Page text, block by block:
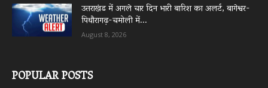
उत्तराखंड में अगले चार दिन भारी बारिश का अलर्ट, बागेश्वर-
पिथौरागढ़-चमोली में...
August 8, 2026
POPULAR POSTS